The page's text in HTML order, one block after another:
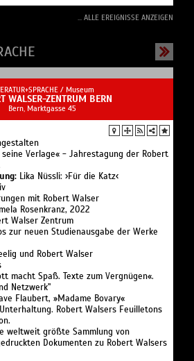
... ALLE EREIGNISSE ANZEIGEN
/ Museum
WALSER-ZENTRUM BERN
Bern, Marktgasse 45
Verlage« - Jahrestagung der Robert
Lika Nüssli: ›Für die Katz‹
mit Robert Walser
Rosenkranz, 2022
Walser Zentrum
zur neuen Studienausgabe der Werke
und Robert Walser
macht Spaß. Texte zum Vergnügen«.
Netzwerk"
Flaubert, »Madame Bovary«
Robert Walsers Feuilletons
weltweit größte Sammlung von
Dokumenten zu Robert Walsers